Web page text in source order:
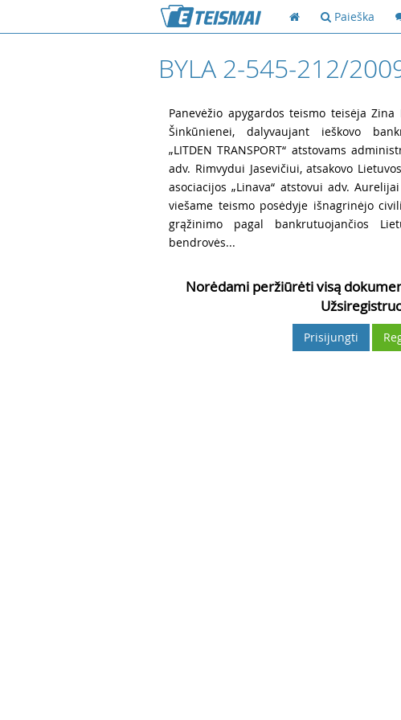
Paieška
BYLA 2-545-212/
Panevėžio apygardos teismo teisėja
Šinkūnienei, dalyvaujant ieškovo
„LITDEN TRANSPORT“ atstovams
adv. Rimvydui Jasevičiui, atsakovo
asociacijos „Linava“ atstovui adv.
viešame teismo posėdyje išnagrinėjo
grąžinimo pagal bankrutuojančios
bendrovės...
Norėdami peržiūrėti visą
Prisijungti